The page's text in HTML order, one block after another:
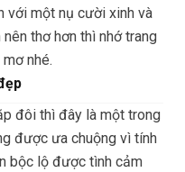
với một nụ cười xinh và
thơ hơn thì nhớ trang
nhé.
đôi thì đây là một trong
được ưa chuộng vì tính
bộc lộ được tình cảm